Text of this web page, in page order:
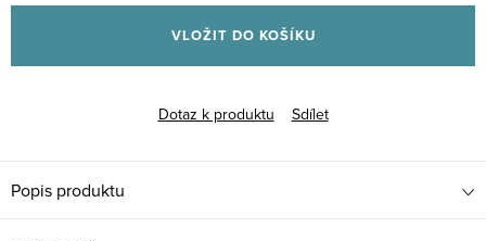
cena:
VLOŽIT DO KOŠÍKU
Dotaz k produktu Sdílet
Popis produktu